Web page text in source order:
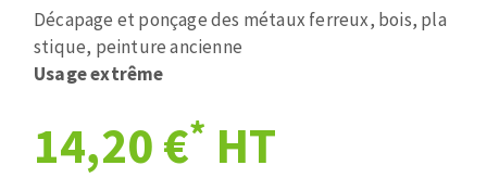
Eponges abrasive
Plateaux supports
Disques abrasifs agglomérés
Meules d'ébarbage
TRAITEMENT DE SURFACE
Décapage et ponçage des métaux ferreux, bois, pla
stique, peinture ancienne
Usage extrême
14,20 €* HT